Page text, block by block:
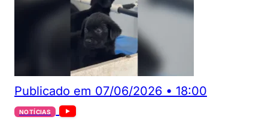
Publicado em 07/06/2026 • 18:00
NOTÍCIAS